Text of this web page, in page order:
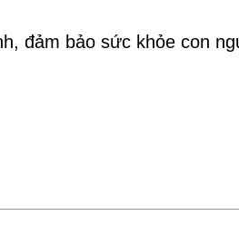
đảm bảo sức khỏe con